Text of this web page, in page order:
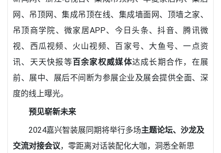
网、吊顶网、集成吊顶在线、集成墙面网、顶墙之家、
吊顶商学院、微家居APP、今日头条、抖音、腾讯微
视、西瓜视频、火山视频、百家号、大鱼号、一点资
讯、天天快报等百余家权威媒体达成长期合作，在展
前、展中、展后不间断为参展企业及展会提供全面、深
度的线上曝光。
预见崭新未来
2024嘉兴智装展同期将举行多场主题论坛、沙龙及
交流对接会议，零距离对话装配化大咖，洞悉全新思